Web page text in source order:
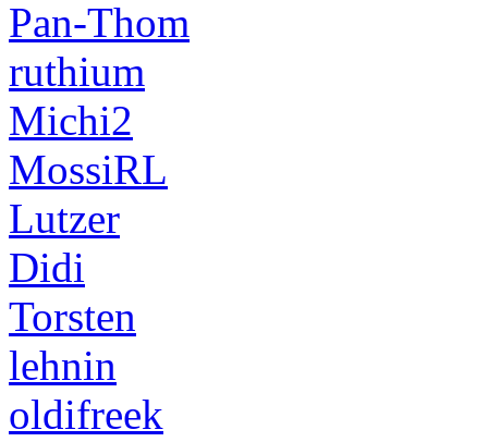
Pan-Thom
ruthium
Michi2
MossiRL
Lutzer
Didi
Torsten
lehnin
oldifreek